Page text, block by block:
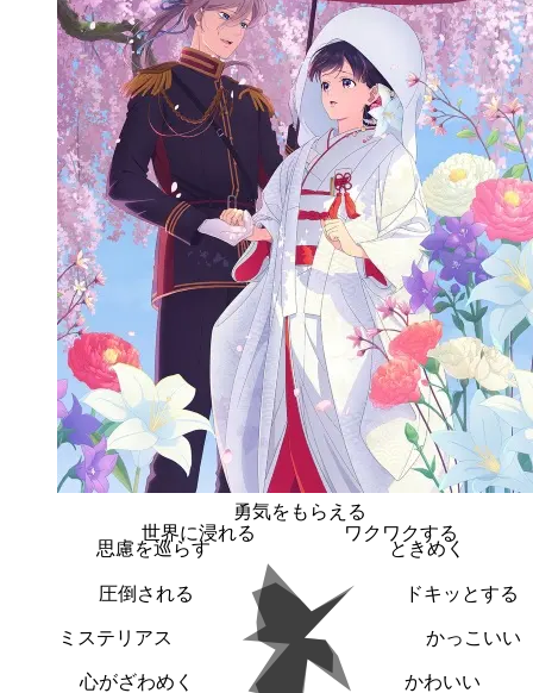
勇気をもらえる
ワクワクする
ときめく
ドキッとする
かっこいい
かわいい
心がざわめく
ミステリアス
圧倒される
思慮を巡らす
世界に浸れる